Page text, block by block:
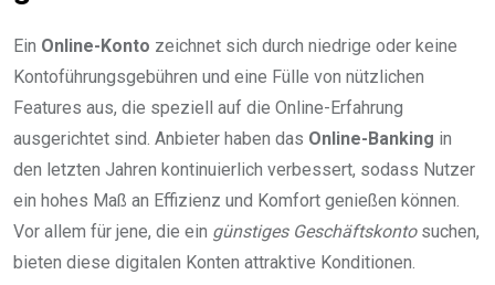
Ein Online-Konto zeichnet sich durch niedrige oder keine
Kontoführungsgebühren und eine Fülle von nützlichen
Features aus, die speziell auf die Online-Erfahrung
ausgerichtet sind. Anbieter haben das Online-Banking in
den letzten Jahren kontinuierlich verbessert, sodass Nutzer
ein hohes Maß an Effizienz und Komfort genießen können.
Vor allem für jene, die ein günstiges Geschäftskontosuchen,
bieten diese digitalen Konten attraktive Konditionen.